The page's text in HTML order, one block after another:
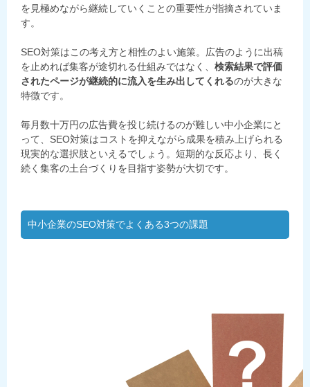
を見極めながら継続していくことの重要性が指摘されていま
す。
SEO対策はこの考え方と相性のよい施策。広告のように出稿
を止めれば集客が途切れる仕組みではなく、 検索結果で評価
されたページが継続的に流入を生み出してくれるのが大きな
特徴です。
毎月数十万円の広告費を投じ続けるのが難しい中小企業にと
って、SEO対策はコストを抑えながら成果を積み上げられる
現実的な選択肢といえるでしょう。短期的な反応より、長く
続く集客の土台づくりを目指す姿勢が大切です。
中小企業のSEO対策でよくある3つの課題